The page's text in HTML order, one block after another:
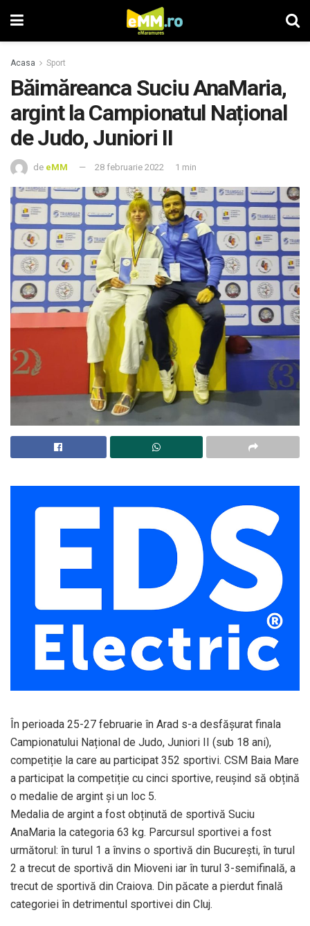
Acasa Sport
Băimăreanca Suciu AnaMaria,
argint la Campionatul Național
de Judo, Juniori II
de eMM 28 februarie 2022 1 min
În perioada 25-27 februarie în Arad s-a desfășurat finala
Campionatului Național de Judo, Juniori II (sub 18 ani),
competiție la care au participat 352 sportivi. CSM Baia Mare
a participat la competiție cu cinci sportive, reușind să obțină
o medalie de argint și un loc 5.
Medalia de argint a fost obținută de sportivă Suciu
AnaMaria la categoria 63 kg. Parcursul sportivei a fost
următorul: în turul 1 a învins o sportivă din București, în turul
2 a trecut de sportivă din Mioveni iar în turul 3-semifinală, a
trecut de sportivă din Craiova. Din păcate a pierdut finală
categoriei în detrimentul sportivei din Cluj.